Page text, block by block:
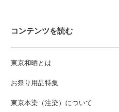
コンテンツを読む
東京和晒とは
お祭り用品特集
東京本染（注染）について